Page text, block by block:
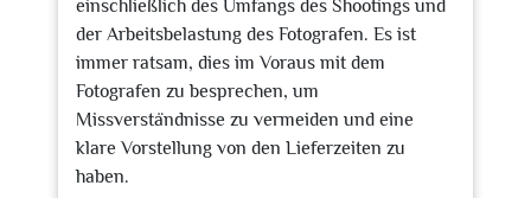
einschließlich des Umfangs des Shootings und
der Arbeitsbelastung des Fotografen. Es ist
immer ratsam, dies im Voraus mit dem
Fotografen zu besprechen, um
Missverständnisse zu vermeiden und eine
klare Vorstellung von den Lieferzeiten zu
haben.